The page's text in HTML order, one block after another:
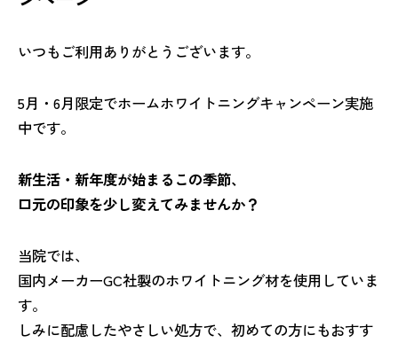
いつもご利用ありがとうございます。
5月・6月限定でホームホワイトニングキャンペーン実施
中です。
新生活・新年度が始まるこの季節、
口元の印象を少し変えてみませんか？
当院では、
国内メーカーGC社製のホワイトニング材を使用していま
す。
しみに配慮したやさしい処方で、初めての方にもおすす